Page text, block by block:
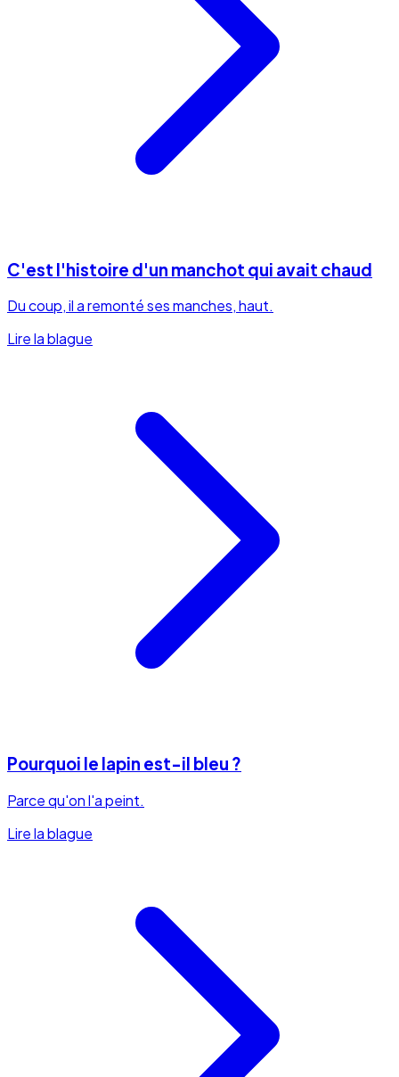
C'est l'histoire d'un manchot qui avait chaud
Du coup, il a remonté ses manches, haut.
Lire la blague
Pourquoi le lapin est-il bleu ?
Parce qu'on l'a peint.
Lire la blague